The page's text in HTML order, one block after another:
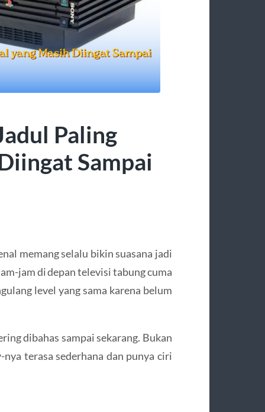
Paling
Sampai
memang selalu bikin suasana jadi
jam di depan televisi tabung cuma
level yang sama karena belum
dibahas sampai sekarang. Bukan
terasa sederhana dan punya ciri